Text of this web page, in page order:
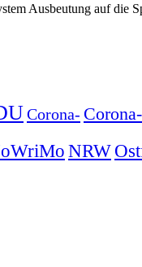
Ausbeutung auf die
Corona-
NRW